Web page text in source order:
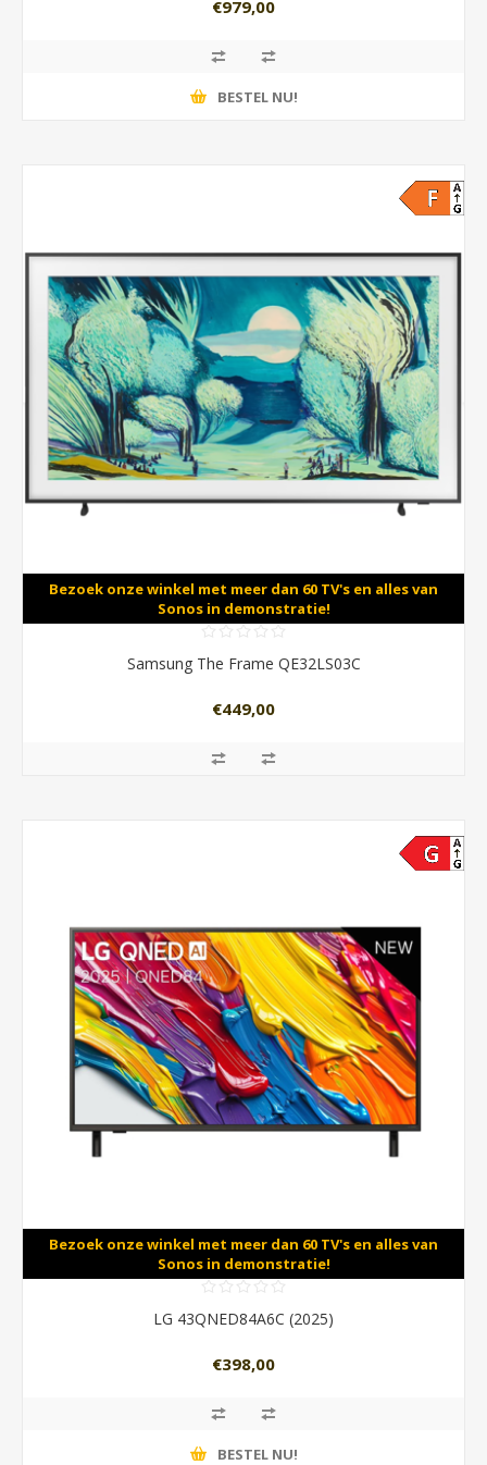
€979,00
BESTEL NU!
Bezoek onze winkel met meer dan 60 TV's en alles van
Sonos in demonstratie!
Samsung The Frame QE32LS03C
€449,00
Bezoek onze winkel met meer dan 60 TV's en alles van
Sonos in demonstratie!
LG 43QNED84A6C (2025)
€398,00
BESTEL NU!